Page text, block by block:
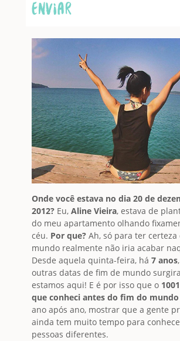
Onde você estava no dia 20 de
2012? Eu, Aline Vieira, estava de
do meu apartamento olhando
céu. Por que? Ah, só para ter certeza
mundo realmente não iria acabar
Desde aquela quinta-feira, há 7 anos
outras datas de fim de mundo
estamos aqui! E é por isso que o
que conheci antes do fim do mundo
ano após ano, mostrar que a gente
ainda tem muito tempo para
pessoas diferentes.